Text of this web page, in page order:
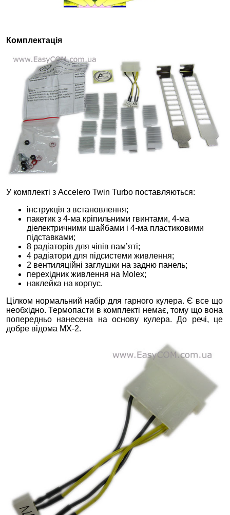
Комплектація
У комплекті з Accelero Twin Turbo поставляються:
інструкція з встановлення;
пакетик з 4-ма кріпильними гвинтами, 4-ма
діелектричними шайбами і 4-ма пластиковими
підставками;
8 радіаторів для чіпів пам’яті;
4 радіатори для підсистеми живлення;
2 вентиляційні заглушки на задню панель;
перехідник живлення на Molex;
наклейка на корпус.
Цілком нормальний набір для гарного кулера. Є все що
необхідно. Термопасти в комплекті немає, тому що вона
попередньо нанесена на основу кулера. До речі, це
добре відома MX-2.